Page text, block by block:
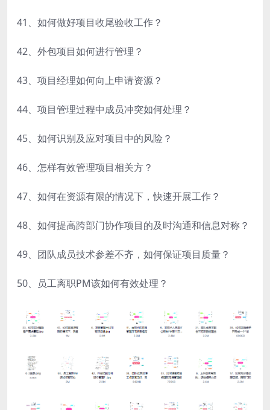
41、如何做好项目收尾验收工作？
42、外包项目如何进行管理？
43、项目经理如何向上申请资源？
44、项目管理过程中成员冲突如何处理？
45、如何识别及应对项目中的风险？
46、怎样有效管理项目相关方？
47、如何在资源有限的情况下，快速开展工作？
48、如何提高跨部门协作项目的及时沟通和信息对称？
49、团队成员技术参差不齐，如何保证项目质量？
50、员工离职PM该如何有效处理？